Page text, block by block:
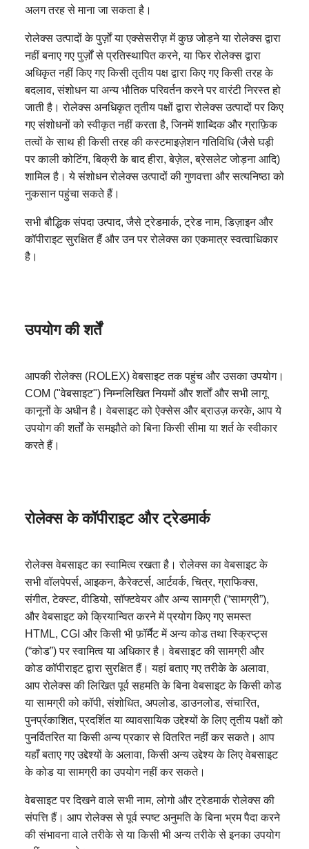
अलग तरह से माना जा सकता है।
रोलेक्स उत्पादों के पुर्ज़ों या एक्सेसरीज़ में कुछ जोड़ने या रोलेक्स द्वारा
नहीं बनाए गए पुर्ज़ों से प्रतिस्थापित करने, या फिर रोलेक्स द्वारा
अधिकृत नहीं किए गए किसी तृतीय पक्ष द्वारा किए गए किसी तरह के
बदलाव, संशोधन या अन्य भौतिक परिवर्तन करने पर वारंटी निरस्त हो
जाती है। रोलेक्स अनधिकृत तृतीय पक्षों द्वारा रोलेक्स उत्पादों पर किए
गए संशोधनों को स्वीकृत नहीं करता है, जिनमें शाब्दिक और ग्राफ़िक
तत्वों के साथ ही किसी तरह की कस्टमाइज़ेशन गतिविधि (जैसे घड़ी
पर काली कोटिंग, बिक्री के बाद हीरा, बेज़ेल, ब्रेसलेट जोड़ना आदि)
शामिल है। ये संशोधन रोलेक्स उत्पादों की गुणवत्ता और सत्यनिष्ठा को
नुकसान पहुंचा सकते हैं।
सभी बौद्धिक संपदा उत्पाद, जैसे ट्रेडमार्क, ट्रेड नाम, डिज़ाइन और
कॉपीराइट सुरक्षित हैं और उन पर रोलेक्स का एकमात्र स्वत्वाधिकार
है।
उपयोग की शर्तें
आपकी रोलेक्स (ROLEX) वेबसाइट तक पहुंच और उसका उपयोग।
COM ("वेबसाइट") निम्नलिखित नियमों और शर्तों और सभी लागू
कानूनों के अधीन है। वेबसाइट को ऐक्सेस और ब्राउज़ करके, आप ये
उपयोग की शर्तों के समझौते को बिना किसी सीमा या शर्त के स्वीकार
करते हैं।
रोलेक्स के कॉपीराइट और ट्रेडमार्क
रोलेक्स वेबसाइट का स्वामित्व रखता है। रोलेक्स का वेबसाइट के
सभी वॉलपेपर्स, आइकन, कैरेक्टर्स, आर्टवर्क, चित्र, ग्राफिक्स,
संगीत, टेक्स्ट, वीडियो, सॉफ्टवेयर और अन्य सामग्री (“सामग्री”),
और वेबसाइट को क्रियान्वित करने में प्रयोग किए गए समस्त
HTML, CGI और किसी भी फ़ॉर्मैट में अन्य कोड तथा स्क्रिप्ट्स
(“कोड”) पर स्वामित्व या अधिकार है। वेबसाइट की सामग्री और
कोड कॉपीराइट द्वारा सुरक्षित हैं। यहां बताए गए तरीके के अलावा,
आप रोलेक्स की लिखित पूर्व सहमति के बिना वेबसाइट के किसी कोड
या सामग्री को कॉपी, संशोधित, अपलोड, डाउनलोड, संचारित,
पुनर्प्रकाशित, प्रदर्शित या व्यावसायिक उद्देश्यों के लिए तृतीय पक्षों को
पुनर्वितरित या किसी अन्य प्रकार से वितरित नहीं कर सकते। आप
यहाँ बताए गए उद्देश्यों के अलावा, किसी अन्य उद्देश्य के लिए वेबसाइट
के कोड या सामग्री का उपयोग नहीं कर सकते।
वेबसाइट पर दिखने वाले सभी नाम, लोगो और ट्रेडमार्क रोलेक्स की
संपत्ति हैं। आप रोलेक्स से पूर्व स्पष्ट अनुमति के बिना भ्रम पैदा करने
की संभावना वाले तरीके से या किसी भी अन्य तरीके से इनका उपयोग